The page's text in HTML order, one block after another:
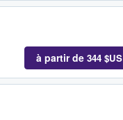
à partir de 344 $US